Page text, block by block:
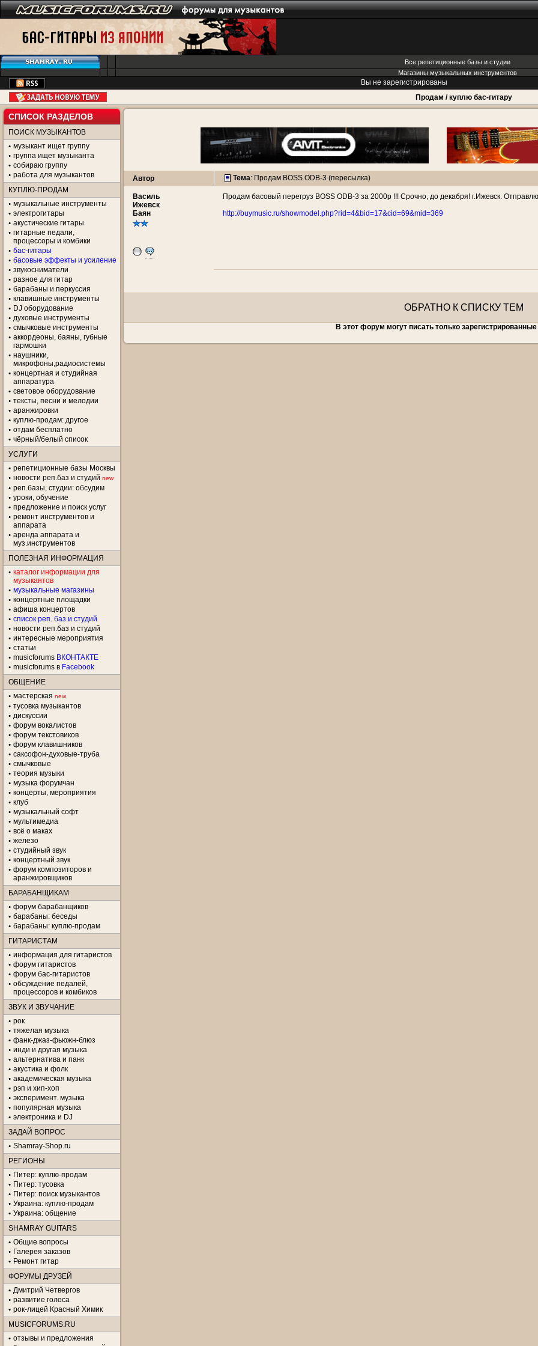
Все репетиционные базы и студии
Магазины музыкальных инструментов
Вы не зарегистрированы
Продам / куплю бас-гитару
СПИСОК РАЗДЕЛОВ
ПОИСК МУЗЫКАНТОВ
музыкант ищет группу
группа ищет музыканта
собираю группу
работа для музыкантов
КУПЛЮ-ПРОДАМ
музыкальные инструменты
электрогитары
акустические гитары
гитарные педали,
процессоры и комбики
бас-гитары
басовые эффекты и усиление
звукосниматели
разное для гитар
барабаны и перкуссия
клавишные инструменты
DJ оборудование
духовые инструменты
смычковые инструменты
аккордеоны, баяны, губные
гармошки
наушники,
микрофоны,радиосистемы
концертная и студийная
аппаратура
световое оборудование
тексты, песни и мелодии
аранжировки
куплю-продам: другое
отдам бесплатно
чёрный/белый список
УСЛУГИ
репетиционные базы Москвы
новости реп.баз и студий new
реп.базы, студии: обсудим
уроки, обучение
предложение и поиск услуг
ремонт инструментов и
аппарата
аренда аппарата и
муз.инструментов
ПОЛЕЗНАЯ ИНФОРМАЦИЯ
каталог информации для
музыкантов
музыкальные магазины
концертные площадки
aфиша концертов
список реп. баз и студий
новости реп.баз и студий
интересные мероприятия
статьи
musicforums ВКОНТАКТЕ
musicforums в Facebook
ОБЩЕНИЕ
мастерская new
тусовка музыкантов
дискуссии
форум вокалистов
форум текстовиков
форум клавишников
саксофон-духовые-труба
смычковые
теория музыки
музыка форумчан
концерты, мероприятия
клуб
музыкальный софт
мультимедиа
всё о маках
железо
студийный звук
концертный звук
форум композиторов и
аранжировщиков
БАРАБАНЩИКАМ
форум барабанщиков
барабаны: беседы
барабаны: куплю-продам
ГИТАРИСТАМ
информация для гитаристов
форум гитаристов
форум бас-гитаристов
обсуждение педалей,
процессоров и комбиков
ЗВУК И ЗВУЧАНИЕ
рок
тяжелая музыка
фанк-джаз-фьюжн-блюз
инди и другая музыка
альтернатива и панк
акустика и фолк
академическая музыка
рэп и хип-хоп
эксперимент. музыка
популярная музыка
электроника и DJ
ЗАДАЙ ВОПРОС
Shamray-Shop.ru
РЕГИОНЫ
Питер: куплю-продам
Питер: тусовка
Питер: поиск музыкантов
Украина: куплю-продам
Украина: общение
SHAMRAY GUITARS
Общие вопросы
Галерея заказов
Ремонт гитар
ФОРУМЫ ДРУЗЕЙ
Дмитрий Четвергов
развитие голоса
рок-лицей Красный Химик
MUSICFORUMS.RU
отзывы и предложения
Автор Тема: Продам BOSS ODB-3 (пересылка)
Василь
Ижевск
Баян
Продам басовый перегруз BOSS ODB-3 за 2000р !!! Срочно, до декабря! г.Ижевск.
http://buymusic.ru/showmodel.php?rid=4&bid=17&cid=69&mid=369
ОБРАТНО К СПИСКУ ТЕМ
В этот форум могут писать только